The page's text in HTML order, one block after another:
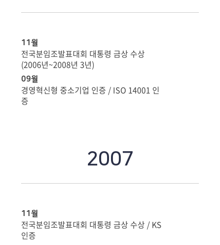
11월
전국분임조발표대회 대통령 금상 수상
(2006년~2008년 3년)
09월
경영혁신형 중소기업 인증 / ISO 14001 인
증
2007
11월
전국분임조발표대회 대통령 금상 수상 / KS
인증